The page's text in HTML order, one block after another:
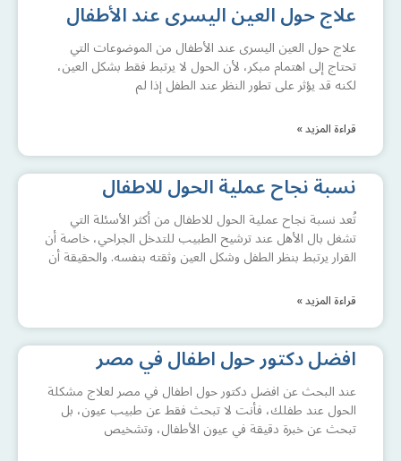
علاج حول العين اليسرى عند الأطفال
علاج حول العين اليسرى عند الأطفال من الموضوعات التي
تحتاج إلى اهتمام مبكر، لأن الحول لا يرتبط فقط بشكل العين،
لكنه قد يؤثر على تطور النظر عند الطفل إذا لم
قراءة المزيد »
نسبة نجاح عملية الحول للاطفال
تُعد نسبة نجاح عملية الحول للاطفال من أكثر الأسئلة التي
تشغل بال الأهل عند ترشيح الطبيب للتدخل الجراحي، خاصة أن
القرار يرتبط بنظر الطفل وشكل العين وثقته بنفسه. والحقيقة أن
قراءة المزيد »
افضل دكتور حول اطفال في مصر
عند البحث عن افضل دكتور حول اطفال في مصر لعلاج مشكلة
الحول عند طفلك، فأنت لا تبحث فقط عن طبيب عيون، بل
تبحث عن خبرة دقيقة في عيون الأطفال، وتشخيص